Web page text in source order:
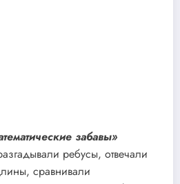
забавы»
ребусы, отвечали
сравнивали